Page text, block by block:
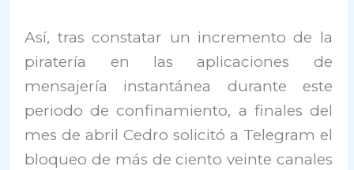
Así, tras constatar un incremento de la
piratería en las aplicaciones de
mensajería instantánea durante este
periodo de confinamiento, a finales del
mes de abril Cedro solicitó a Telegram el
bloqueo de más de ciento veinte canales